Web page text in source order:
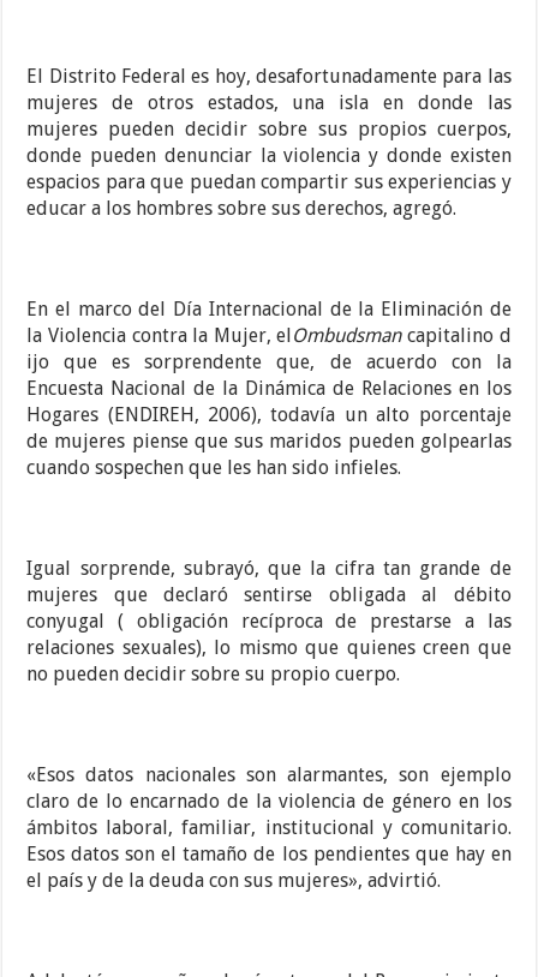
El Distrito Federal es hoy, desafortunadamente para las
mujeres de otros estados, una isla en donde las
mujeres pueden decidir sobre sus propios cuerpos,
donde pueden denunciar la violencia y donde existen
espacios para que puedan compartir sus experiencias y
educar a los hombres sobre sus derechos, agregó.
En el marco del Día Internacional de la Eliminación de
la Violencia contra la Mujer, elOmbudsmancapitalino d
ijo que es sorprendente que, de acuerdo con la
Encuesta Nacional de la Dinámica de Relaciones en los
Hogares (ENDIREH, 2006), todavía un alto porcentaje
de mujeres piense que sus maridos pueden golpearlas
cuando sospechen que les han sido infieles.
Igual sorprende, subrayó, que la cifra tan grande de
mujeres que declaró sentirse obligada al débito
conyugal ( obligación recíproca de prestarse a las
relaciones sexuales), lo mismo que quienes creen que
no pueden decidir sobre su propio cuerpo.
«Esos datos nacionales son alarmantes, son ejemplo
claro de lo encarnado de la violencia de género en los
ámbitos laboral, familiar, institucional y comunitario.
Esos datos son el tamaño de los pendientes que hay en
el país y de la deuda con sus mujeres», advirtió.